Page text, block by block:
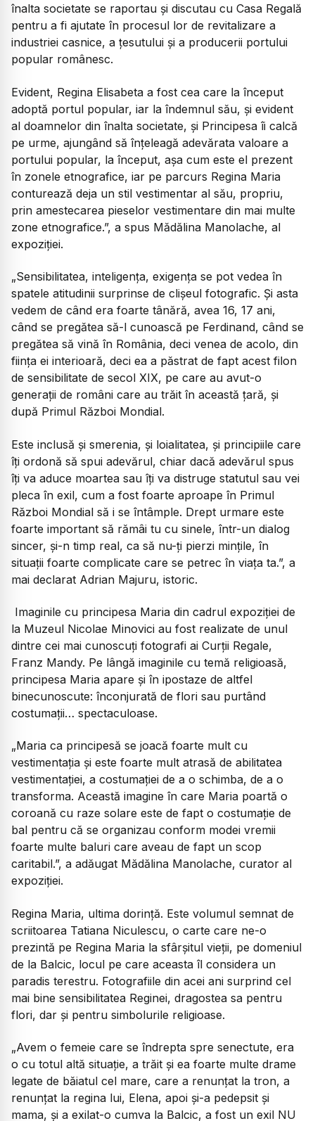
înalta societate se raportau și discutau cu Casa Regală
pentru a fi ajutate în procesul lor de revitalizare a
industriei casnice, a țesutului și a producerii portului
popular românesc.
Evident, Regina Elisabeta a fost cea care la început
adoptă portul popular, iar la îndemnul său, și evident
al doamnelor din înalta societate, și Principesa îi calcă
pe urme, ajungând să înțeleagă adevărata valoare a
portului popular, la început, așa cum este el prezent
în zonele etnografice, iar pe parcurs Regina Maria
conturează deja un stil vestimentar al său, propriu,
prin amestecarea pieselor vestimentare din mai multe
zone etnografice.”, a spus Mădălina Manolache, al
expoziției.
„Sensibilitatea, inteligența, exigența se pot vedea în
spatele atitudinii surprinse de clișeul fotografic. Și asta
vedem de când era foarte tânără, avea 16, 17 ani,
când se pregătea să-l cunoască pe Ferdinand, când se
pregătea să vină în România, deci venea de acolo, din
ființa ei interioară, deci ea a păstrat de fapt acest filon
de sensibilitate de secol XIX, pe care au avut-o
generații de români care au trăit în această țară, și
după Primul Război Mondial.
Este inclusă și smerenia, și loialitatea, și principiile care
îți ordonă să spui adevărul, chiar dacă adevărul spus
îți va aduce moartea sau îți va distruge statutul sau vei
pleca în exil, cum a fost foarte aproape în Primul
Război Mondial să i se întâmple. Drept urmare este
foarte important să rămâi tu cu sinele, într-un dialog
sincer, și-n timp real, ca să nu-ți pierzi mințile, în
situații foarte complicate care se petrec în viața ta.”, a
mai declarat Adrian Majuru, istoric.
Imaginile cu principesa Maria din cadrul expoziției de
la Muzeul Nicolae Minovici au fost realizate de unul
dintre cei mai cunoscuți fotografi ai Curții Regale,
Franz Mandy. Pe lângă imaginile cu temă religioasă,
principesa Maria apare și în ipostaze de altfel
binecunoscute: înconjurată de flori sau purtând
costumații… spectaculoase.
„Maria ca principesă se joacă foarte mult cu
vestimentația și este foarte mult atrasă de abilitatea
vestimentației, a costumației de a o schimba, de a o
transforma. Această imagine în care Maria poartă o
coroană cu raze solare este de fapt o costumație de
bal pentru că se organizau conform modei vremii
foarte multe baluri care aveau de fapt un scop
caritabil.”, a adăugat Mădălina Manolache, curator al
expoziției.
Regina Maria, ultima dorință. Este volumul semnat de
scriitoarea Tatiana Niculescu, o carte care ne-o
prezintă pe Regina Maria la sfârșitul vieții, pe domeniul
de la Balcic, locul pe care aceasta îl considera un
paradis terestru. Fotografiile din acei ani surprind cel
mai bine sensibilitatea Reginei, dragostea sa pentru
flori, dar și pentru simbolurile religioase.
„Avem o femeie care se îndrepta spre senectute, era
o cu totul altă situație, a trăit și ea foarte multe drame
legate de băiatul cel mare, care a renunțat la tron, a
renunțat la regina lui, Elena, apoi și-a pedepsit și
mama, și a exilat-o cumva la Balcic, a fost un exil NU